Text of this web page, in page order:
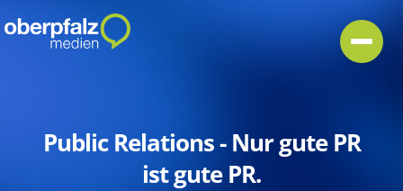
Public Relations - Nur gute PR
ist gute PR.